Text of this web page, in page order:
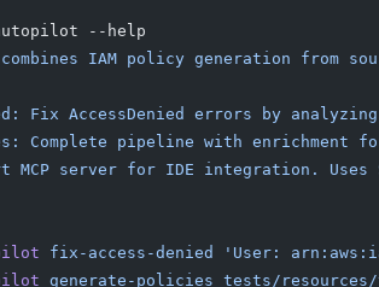
--help
combines IAM policy generation from
Fix AccessDenied errors by analyzing
Complete pipeline with enrichment
MCP server for IDE integration. Uses
fix-access-denied
'User:
generate-policies tests/resources/